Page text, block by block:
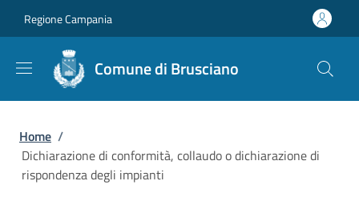
Regione Campania
Comune di Brusciano
Briciole di pane
Home /
Dichiarazione di conformità, collaudo o dichiarazione di
rispondenza degli impianti